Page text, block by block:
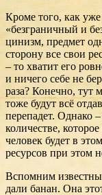
Кроме того, как
«безграничный и
цинизм, предмет
сторону все свои
– то хватит его
и ничего себе не
раза? Конечно, тут
тоже будут всё
перепадет. Однако
количестве,
человек будет в
ресурсов при этом
Вспомним
дали банан. Она